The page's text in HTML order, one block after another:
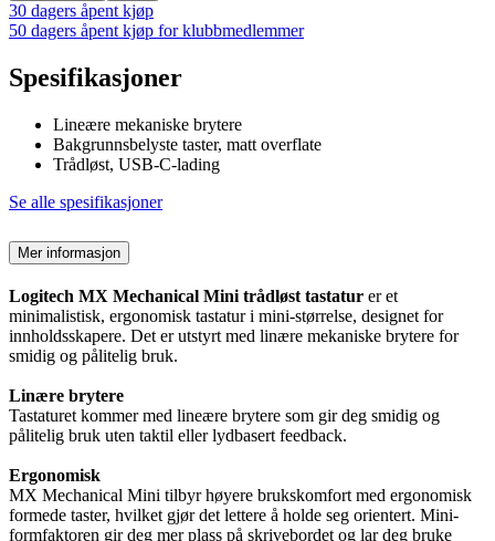
30 dagers åpent kjøp
50 dagers åpent kjøp for klubbmedlemmer
Spesifikasjoner
Lineære mekaniske brytere
Bakgrunnsbelyste taster, matt overflate
Trådløst, USB-C-lading
Se alle spesifikasjoner
Mer informasjon
Logitech MX Mechanical Mini trådløst tastatur er et
minimalistisk, ergonomisk tastatur i mini-størrelse, designet for
innholdsskapere. Det er utstyrt med linære mekaniske brytere for
smidig og pålitelig bruk.
Linære brytere
Tastaturet kommer med lineære brytere som gir deg smidig og
pålitelig bruk uten taktil eller lydbasert feedback.
Ergonomisk
MX Mechanical Mini tilbyr høyere brukskomfort med ergonomisk
formede taster, hvilket gjør det lettere å holde seg orientert. Mini-
formfaktoren gir deg mer plass på skrivebordet og lar deg bruke